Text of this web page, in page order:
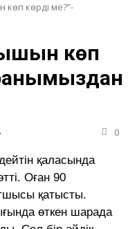
көп көрді ме?”-
көп
0
қаласында
Оған 90
қатысты.
өткен шарада